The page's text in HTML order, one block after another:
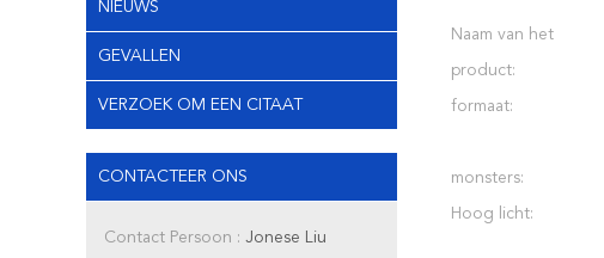
NIEUWS
GEVALLEN
VERZOEK OM EEN CITAAT
CONTACTEER ONS
Contact Persoon : Jonese Liu
Naam van het
product:
formaat:
monsters:
Hoog licht: